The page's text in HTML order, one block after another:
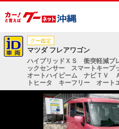
グー鑑定
マツダ フレアワゴン
ハイブリッドＸＳ 衝突軽減
ックセンサー スマートキー
オートハイビーム ナビＴＶ
トヒータ キーフリー オート